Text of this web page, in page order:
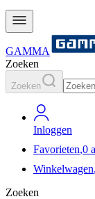
GAMMA
Zoeken
Zoeken
Inloggen
Favorieten,0
Winkelwagen,
Zoeken